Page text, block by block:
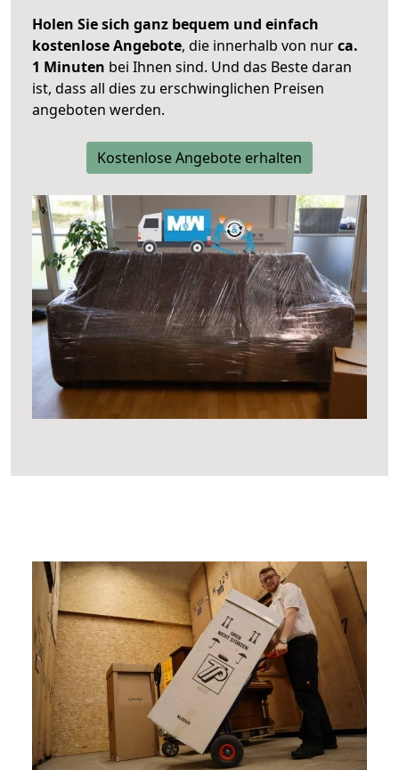
Holen Sie sich ganz bequem und einfach
kostenlose Angebote, die innerhalb von nurca.
1 Minuten bei Ihnen sind. Und das Beste daran
ist, dass all dies zu erschwinglichen Preisen
angeboten werden.
Kostenlose Angebote erhalten